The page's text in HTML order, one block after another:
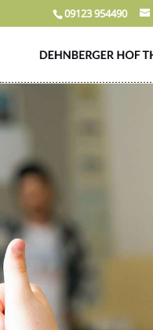
09123 954490